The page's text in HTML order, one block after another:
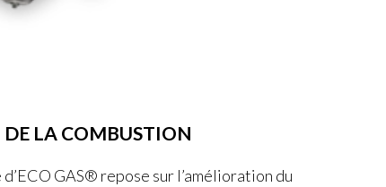
LA COMBUSTION
d’ECO GAS® repose sur l’amélioration du